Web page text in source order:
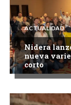
ACTUALIDAD
Nidera
nueva
corto